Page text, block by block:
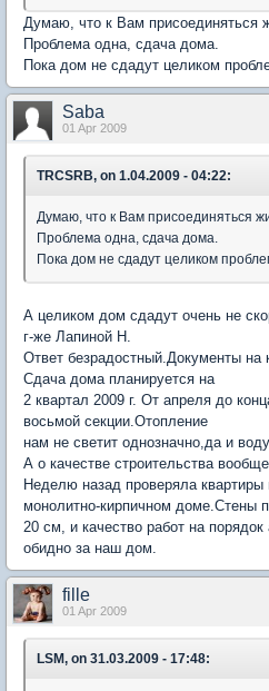
Думаю, что к Вам присоединяться
Проблема одна, сдача дома.
Пока дом не сдадут целиком
Saba
01 Apr 2009
TRCSRB, on 1.04.2009 - 04:22:
Думаю, что к Вам присоединяться
Проблема одна, сдача дома.
Пока дом не сдадут целиком
А целиком дом сдадут очень не
г-же Лапиной Н.
Ответ безрадостный.Документы на
Сдача дома планируется на
2 квартал 2009 г. От апреля до
восьмой секции.Отопление
нам не светит однозначно,да и
А о качестве строительства
Неделю назад проверяла квартиры
монолитно-кирпичном доме.Стены
20 см, и качество работ на
обидно за наш дом.
fille
01 Apr 2009
LSM, on 31.03.2009 - 17:48: